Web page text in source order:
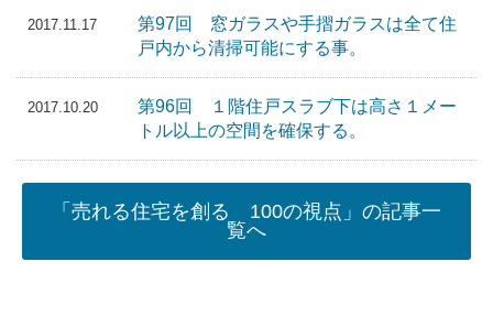
2017.11.17
第97回 窓ガラスや手摺ガラスは全て住
戸内から清掃可能にする事。
2017.10.20
第96回 １階住戸スラブ下は高さ１メー
トル以上の空間を確保する。
「売れる住宅を創る 100の視点」の記事一
覧へ